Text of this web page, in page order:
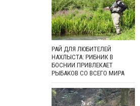
РАЙ ДЛЯ ЛЮБИТЕЛЕЙ
НАХЛЫСТА: РИБНИК В
БОСНИИ ПРИВЛЕКАЕТ
РЫБАКОВ СО ВСЕГО МИРА